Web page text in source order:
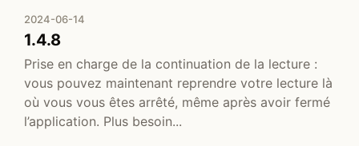
2024-06-14
1.4.8
Prise en charge de la continuation de la lecture :
vous pouvez maintenant reprendre votre lecture là
où vous vous êtes arrêté, même après avoir fermé
l’application. Plus besoin...